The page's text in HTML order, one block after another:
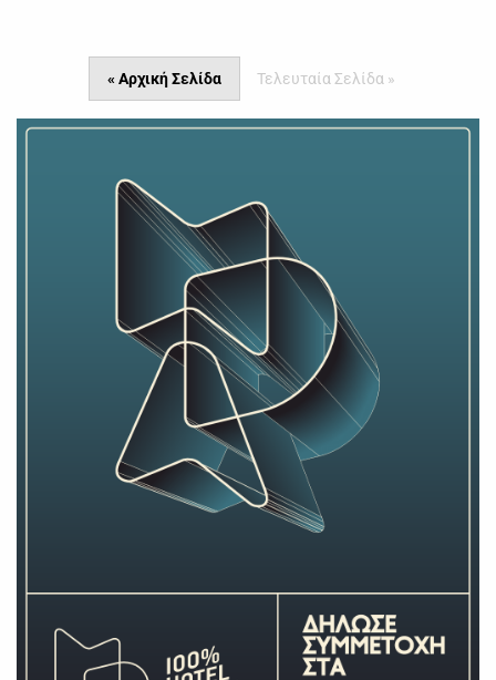
« Αρχική Σελίδα Τελευταία Σελίδα »